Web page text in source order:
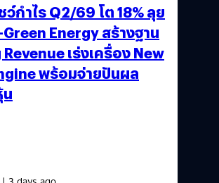
ว์กำไร Q2/69 โต 18% ลุย
Energy สร้างฐาน
เร่งเครื่อง New
พร้อมจ่ายปันผล